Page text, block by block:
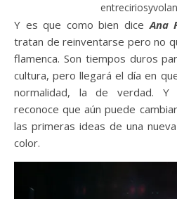
Y es que como bien diceAna
tratan de reinventarse pero no
flamenca. Son tiempos duros
cultura, pero llegará el día en
normalidad, la de verdad. Y
reconoce que aún puede
las primeras ideas de una
color.